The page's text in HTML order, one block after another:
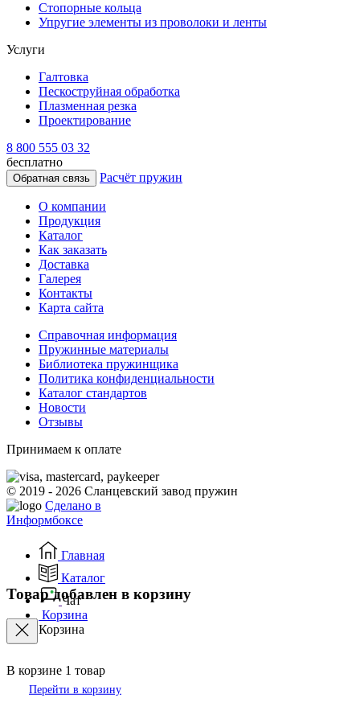
Стопорные кольца
Упругие элементы из проволоки и ленты
Услуги
Галтовка
Пескоструйная обработка
Плазменная резка
Проектирование
8 800 555 03 32
бесплатно
Обратная связь Расчёт пружин
О компании
Продукция
Каталог
Как заказать
Доставка
Галерея
Контакты
Карта сайта
Справочная информация
Пружинные материалы
Библиотека пружинщика
Политика конфиденциальности
Каталог стандартов
Новости
Отзывы
Принимаем к оплате
© 2019 - 2026 Сланцевский завод пружин
Сделано в
Информбоксе
Главная
Каталог
Чат
Корзина
Корзина
Товар добавлен в корзину
В корзине 1 товар
Перейти в корзину